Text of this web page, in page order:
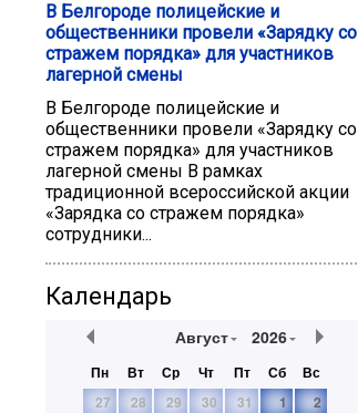
В Белгороде полицейские и
общественники провели «Зарядку со
стражем порядка» для участников
лагерной смены
В Белгороде полицейские и
общественники провели «Зарядку со
стражем порядка» для участников
лагерной смены В рамках
традиционной всероссийской акции
«Зарядка со стражем порядка»
сотрудники...
Календарь
Август 2026
Пн Вт Ср Чт Пт Сб
Вс
27
28 29 30 31 1
2